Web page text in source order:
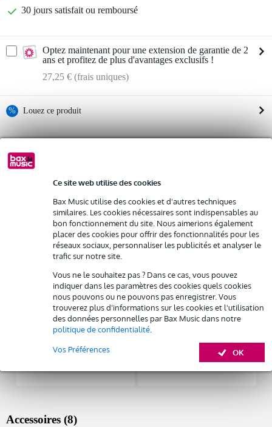
Ce site web utilise des cookies
Bax Music utilise des cookies et d'autres techniques
similaires. Les cookies nécessaires sont indispensables au
bon fonctionnement du site. Nous aimerions également
placer des cookies pour offrir des fonctionnalités pour les
réseaux sociaux, personnaliser les publicités et analyser le
trafic sur notre site.
Vous ne le souhaitez pas ? Dans ce cas, vous pouvez
indiquer dans les paramètres des cookies quels cookies
nous pouvons ou ne pouvons pas enregistrer. Vous
trouverez plus d'informations sur les cookies et l'utilisation
des données personnelles par Bax Music dans notre
politique de confidentialité
OK
Vos Préférences
30 jours satisfait ou remboursé
Optez maintenant pour une extension de garantie de 2
ans et profitez de plus d'avantages exclusifs !
27,25 € (frais uniques)
% Louez ce produit
Location de plusieurs produits à la fois : min. 300 € et max.
2 500 €
Livraison à domicilegratuite
Possibilité d'acheter votre/vos produit(s) à un tarif réduit
Remplacement rapide par Bax Music en cas de défectuosité
Louez ce produit
ampli sono
équipé de la technologie DriveCore
Afficher toutes les caractéristiques du produit
Autres variantes (3)
Accessoires (8)